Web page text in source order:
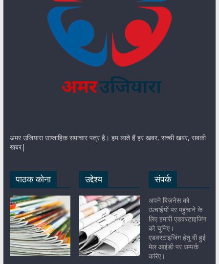
अमर उजियारा साप्ताहिक समाचार पत्र है। हम लाते हैं हर खबर, सच्ची खबर, सबकी
खबर|
पाठक कोना उद्देश्य संपर्क
अपने बिज़नेस को
ऊंचाईयों पर पहुंचाने के
लिए हमारी एडवरटाइजिंग
को चुनिए।
एडवरटाइजिंग हेतु दी हुई
मेल आईडी पर सम्पर्क
करिए।